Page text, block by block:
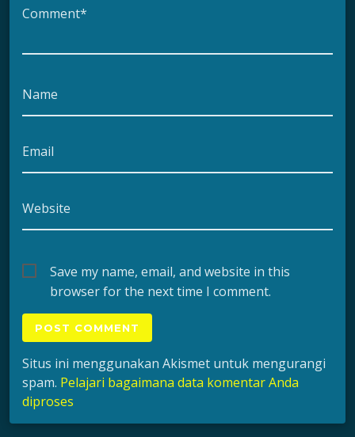
Comment*
Name
Email
Website
Save my name, email, and website in this
browser for the next time I comment.
Situs ini menggunakan Akismet untuk mengurangi
spam. Pelajari bagaimana data komentar Anda
diproses